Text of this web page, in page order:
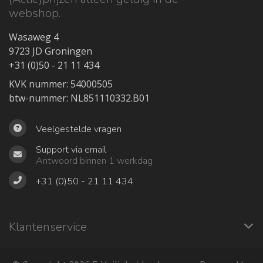
webshop.
Wasaweg 4
9723 JD Groningen
+31 (0)50 - 21 11 434
KVK nummer: 54000505
btw-nummer: NL851110332.B01
Veelgestelde vragen
Support via email
Antwoord binnen 1 werkdag
+31 (0)50 - 21 11 434
Klantenservice